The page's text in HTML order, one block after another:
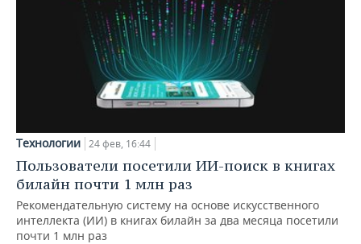
Технологии 24 фев, 16:44
Пользователи посетили ИИ-поиск в книгах
билайн почти 1 млн раз
Рекомендательную систему на основе искусственного
интеллекта (ИИ) в книгах билайн за два месяца посетили
почти 1 млн раз